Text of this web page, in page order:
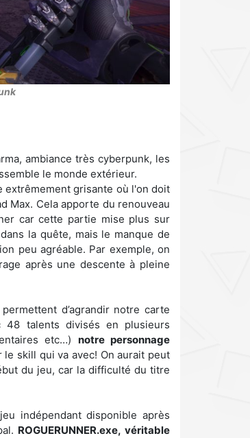
ambiance très cyberpunk, les
le monde extérieur.
extrêmement grisante où l'on doit
Max. Cela apporte du renouveau
car cette partie mise plus sur
la quête, mais le manque de
peu agréable. Par exemple, on
après une descente à pleine
d’agrandir notre carte
48 talents divisés en plusieurs
etc…) notre personnage
le skill qui va avec! On aurait peut
du jeu, car la difficulté du titre
indépendant disponible après
ROGUERUNNER.exe, véritable